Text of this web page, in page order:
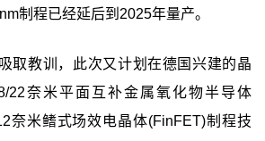
制程已经延后到2025年量产。
取教训，此次又计划在德国兴建的晶
22奈米平面互补金属氧化物半导体
奈米鳍式场效电晶体(FinFET)制程技